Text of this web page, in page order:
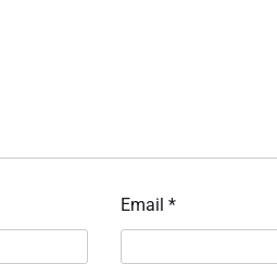
Email *